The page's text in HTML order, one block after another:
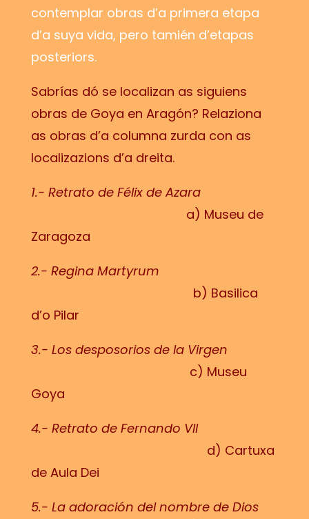
contemplar obras d’a primera etapa
d’a suya vida, pero tamién d’etapas
posteriors.
Sabrías dó se localizan as siguiens
obras de Goya en Aragón? Relaziona
as obras d’a columna zurda con as
localizazions d’a dreita.
1.- Retrato de Félix de Azara
a) Museu de
Zaragoza
2.- Regina Martyrum
b) Basilica
d’o Pilar
3.- Los desposorios de la Virgen
c) Museu
Goya
4.- Retrato de Fernando VII
d) Cartuxa
de Aula Dei
5.- La adoración del nombre de Dios